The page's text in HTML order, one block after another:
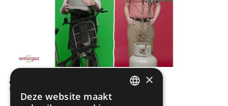
ANTARGAZ Cocoon: Compact
Energie
×
Deze website maakt